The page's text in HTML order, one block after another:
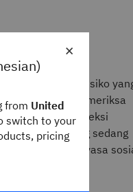
menentukan risiko
Trusteer memeriksa
mendeteksi
panggilan yang sedang
teknik rekayasa
×
from United
switch to your
pricing